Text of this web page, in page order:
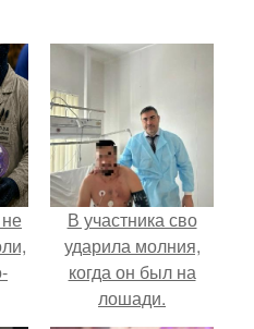
В участника сво
ударила молния,
когда он был на
лошади.